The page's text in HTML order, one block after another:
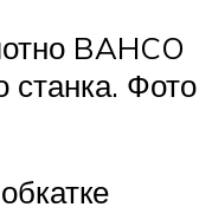
BAHCO
станка. Фото